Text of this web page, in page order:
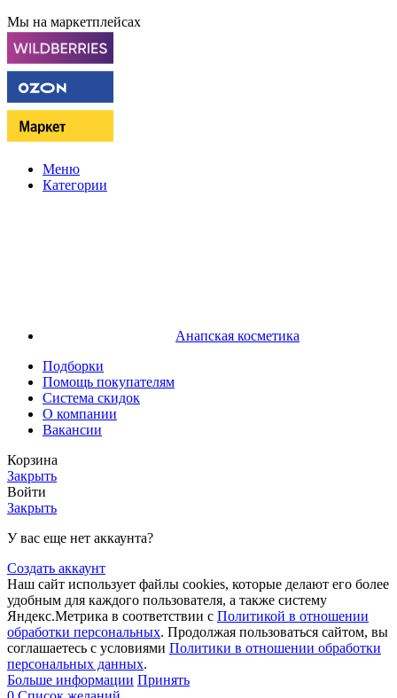
Мы на маркетплейсах
Меню
Категории
Анапская косметика
Подборки
Помощь покупателям
Система скидок
О компании
Вакансии
Корзина
Закрыть
Войти
Закрыть
У вас еще нет аккаунта?
Создать аккаунт
Наш сайт использует файлы cookies, которые делают его более
удобным для каждого пользователя, а также систему
Яндекс.Метрика в соответствии с Политикой в отношении
обработки персональных. Продолжая пользоваться сайтом, вы
соглашаетесь с условиями Политики в отношении обработки
персональных данных.
Больше информации Принять